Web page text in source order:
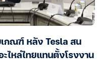
กณฑ์ หลัง Tesla สน
ไหล่ไทยแทนตั้งโรงงาน